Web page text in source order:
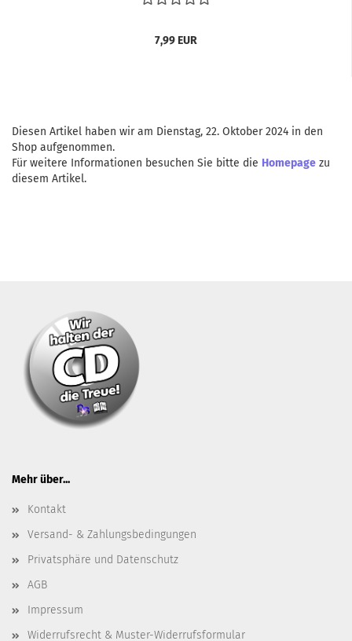
7,99 EUR
Diesen Artikel haben wir am Dienstag, 22. Oktober 2024 in den
Shop aufgenommen.
Für weitere Informationen besuchen Sie bitte die Homepage zu
diesem Artikel.
Mehr über...
Kontakt
Versand- & Zahlungsbedingungen
Privatsphäre und Datenschutz
AGB
Impressum
Widerrufsrecht & Muster-Widerrufsformular